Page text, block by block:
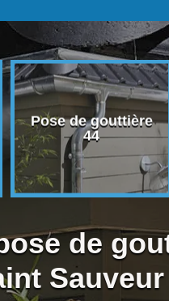
Pose de gouttière
44
de
Sauveur